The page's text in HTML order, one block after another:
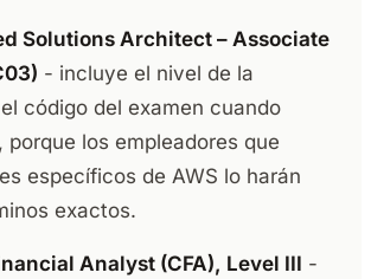
Solutions Architect – Associate
- incluye el nivel de la
código del examen cuando
porque los empleadores que
específicos de AWS lo harán
exactos.
Analyst (CFA), Level III -